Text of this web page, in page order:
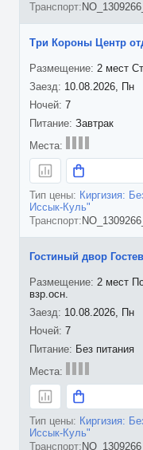
10.08.2026, Пн
7
Три Короны Центр
2 мест
Завтрак
Киргизия:
Иссык-Куль"
10.08.2026, Пн
7
Гостиный двор
2 мест
взр.осн.
Без питания
Киргизия:
Иссык-Куль"